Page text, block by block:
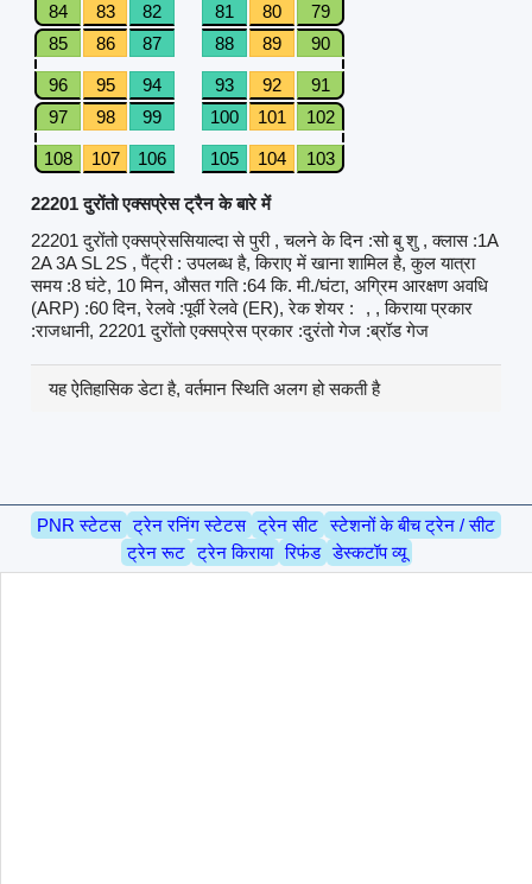
84 83 82 81 80
79
85
86 87 88 89 90
96 95 94 93 92
91
97
98 99 100 101 102
108 107 106 105 104 103
22201 दुरोंतो एक्सप्रेस ट्रैन के बारे में
22201 दुरोंतो एक्सप्रेससियाल्दा से पुरी , चलने के दिन :सो बु शु , क्लास :1A
2A 3A SL 2S , पैंट्री : उपलब्ध है, किराए में खाना शामिल है, कुल यात्रा
समय :8 घंटे, 10 मिन, औसत गति :64 कि. मी./घंटा, अग्रिम आरक्षण अवधि
(ARP) :60 दिन, रेलवे :पूर्वी रेलवे (ER), रेक शेयर :
, , किराया प्रकार
:राजधानी, 22201 दुरोंतो एक्सप्रेस प्रकार :दुरंतो गेज :ब्रॉड गेज
यह ऐतिहासिक डेटा है, वर्तमान स्थिति अलग हो सकती है
PNR स्टेटस ट्रेन रनिंग स्टेटस ट्रेन सीट स्टेशनों के बीच ट्रेन / सीट
ट्रेन रूट ट्रेन किराया रिफंड डेस्कटॉप व्यू